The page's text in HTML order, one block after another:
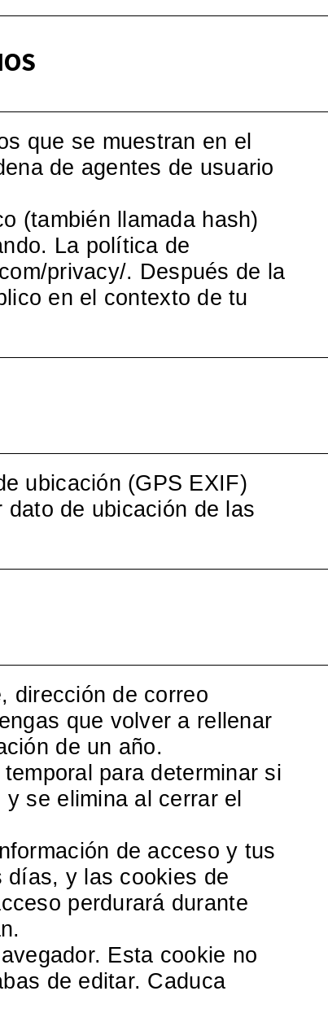
que se muestran en el
de agentes de usuario
(también llamada hash)
La política de
privacy/. Después de la
en el contexto de tu
ubicación (GPS EXIF)
de ubicación de las
dirección de correo
que volver a rellenar
de un año.
para determinar si
se elimina al cerrar el
de acceso y tus
días, y las cookies de
perdurará durante
Esta cookie no
de editar. Caduca